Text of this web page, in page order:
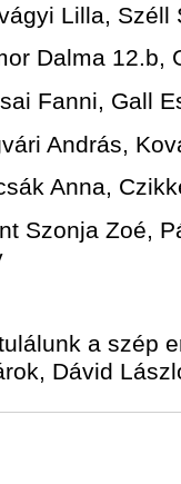
Lilla, Széll
Dalma 12.b,
Fanni, Gall
András,
Anna,
Szonja Zoé,
a szép
Dávid